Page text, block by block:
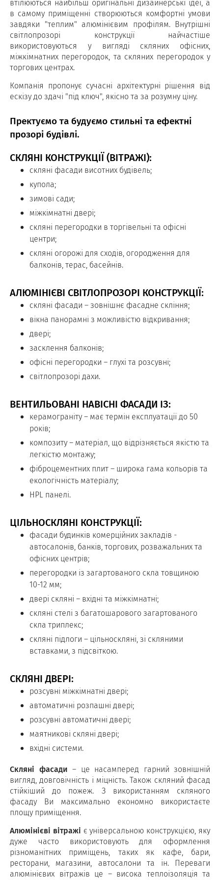
втілюються найбільш оригінальні дизайнерські ідеї, а
в самому приміщенні створюються комфортні умови
завдяки "теплим" алюмінієвим профілям. Внутрішні
світлопрозорі конструкції найчастіше
використовуються у вигляді скляних офісних,
міжкімнатних перегородок, та скляних перегородок у
торгових центрах.
Компанія пропонує сучасні архітектурні рішення від
ескізу до здачі "під ключ", якісно та за розумну ціну.
Пректуємо та будуємо стильні та ефектні
прозорі будівлі.
СКЛЯНІ КОНСТРУКЦІЇ (ВІТРАЖІ):
скляні фасади висотних будівель;
купола;
зимові сади;
міжкімнатні двері;
скляні перегородки в торгівельні та офісні
центри;
скляні огорожі для сходів, огородження для
балконів, терас, басейнів.
АЛЮМІНІЄВІ СВІТЛОПРОЗОРІ КОНСТРУКЦІЇ:
скляні фасади – зовнішнє фасадне скління;
вікна панорамні з можливістю відкривання;
двері;
засклення балконів;
офісні перегородки – глухі та розсувні;
світлопрозорі дахи.
ВЕНТИЛЬОВАНІ НАВІСНІ ФАСАДИ ІЗ:
керамограніту – має термін експлуатації до 50
років;
композиту – матеріал, що відрізняється якістю та
легкістю монтажу;
фіброцементних плит – широка гама кольорів та
екологічність матеріалу;
HPL панелі.
ЦІЛЬНОСКЛЯНІ КОНСТРУКЦІЇ:
фасади будинків комерційних закладів -
автосалонів, банків, торгових, розважальних та
офісних центрів;
перегородки із загартованого скла товщиною
10-12 мм;
двері скляні – вхідні та міжкімнатні;
скляні стелі з багатошарового загартованого
скла триплекс;
скляні підлоги – цільноскляні, зі скляними
вставками, з підсвіткою.
СКЛЯНІ ДВЕРІ:
розсувні міжкімнатні двері;
автоматичні розпашні двері;
розсувні автоматичні двері;
маятникові скляні двері;
вхідні системи.
Скляні фасади – це насамперед гарний зовнішній
вигляд, довговічність і міцність. Також скляний фасад
стійкіший до пожеж. З використанням скляного
фасаду Ви максимально економно використаєте
площу приміщення.
Алюмінієві вітражі є універсальною конструкцією, яку
дуже часто використовують для оформлення
різноманітних приміщень, таких як кафе, бари,
ресторани, магазини, автосалони та ін. Переваги
алюмінієвих вітражів це – висока теплоізоляція та